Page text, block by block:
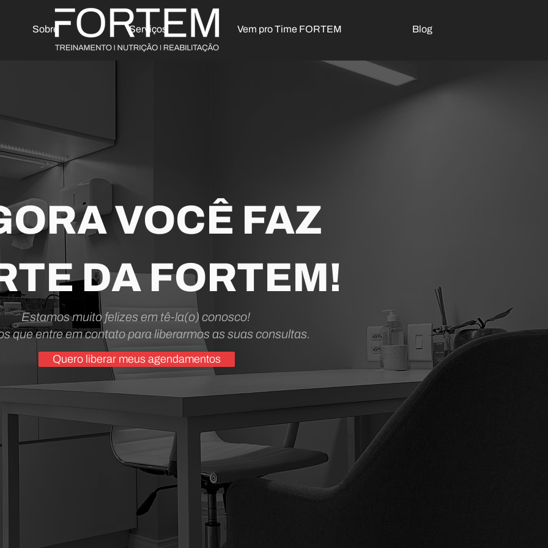
Sobre Serviços Vem pro Time FORTEM Blog
VOCÊ FAZ
DA FORTEM!
Estamos muito felizes em tê-la(o) conosco!
que entre em contato para liberarmos as suas consultas.
Quero liberar meus agendamentos